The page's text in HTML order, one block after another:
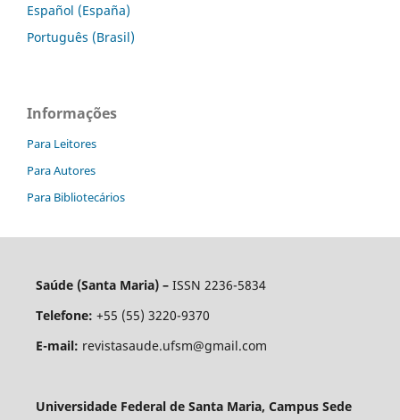
Español (España)
Português (Brasil)
Informações
Para Leitores
Para Autores
Para Bibliotecários
Saúde (Santa Maria) – ISSN 2236-5834
Telefone: +55 (55) 3220-9370
E-mail: revistasaude.ufsm@gmail.com
Universidade Federal de Santa Maria, Campus Sede